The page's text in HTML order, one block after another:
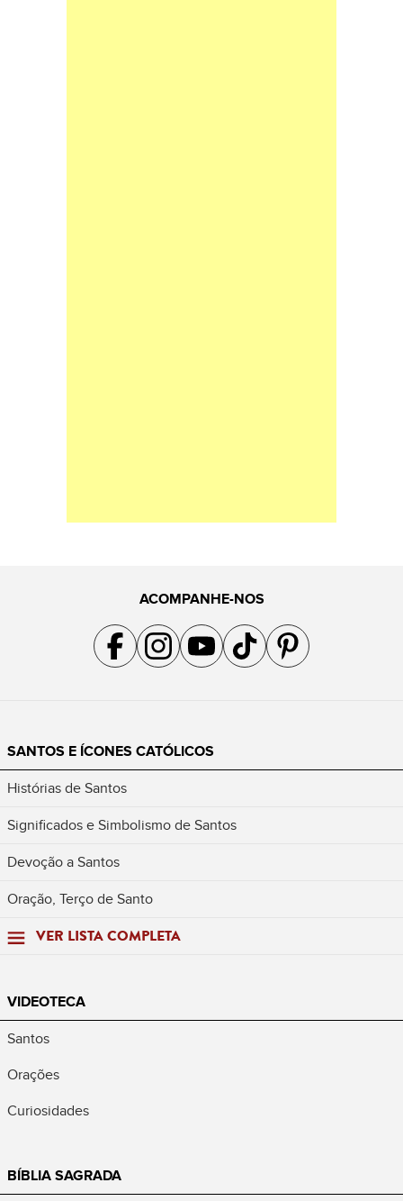
ACOMPANHE-NOS
Acompanhe a gente no Facebook
Acompanhe a gente no Instagram
Acompanhe a gente no YouTube
Acompanhe a gente no TikTok
Acompanhe a gente no
SANTOS E ÍCONES CATÓLICOS
Histórias de Santos
Significados e Simbolismo de Santos
Devoção a Santos
Oração, Terço de Santo
VER LISTA COMPLETA
VIDEOTECA
Santos
Orações
Curiosidades
BÍBLIA SAGRADA